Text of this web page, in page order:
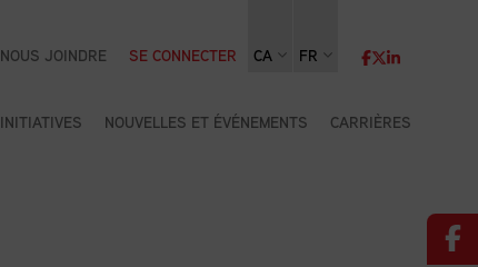
INITIATIVES NOUVELLES ET ÉVÉNEMENTS CARRIÈRES
NOUS JOINDRE SE CONNECTER CA FR